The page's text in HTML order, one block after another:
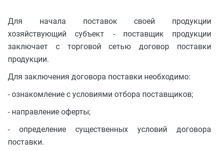
Для начала поставок своей продукции
хозяйствующий субъект - поставщик продукции
заключает с торговой сетью договор поставки
продукции.
Для заключения договора поставки необходимо:
- ознакомление с условиями отбора поставщиков;
- направление оферты;
- определение существенных условий договора
поставки.